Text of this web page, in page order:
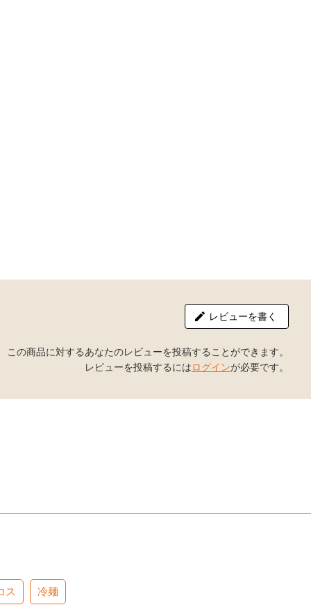
レビューを書く
この商品に対するあなたのレビューを投稿することができます。
レビューを投稿するにはログインが必要です。
ス 冷麺